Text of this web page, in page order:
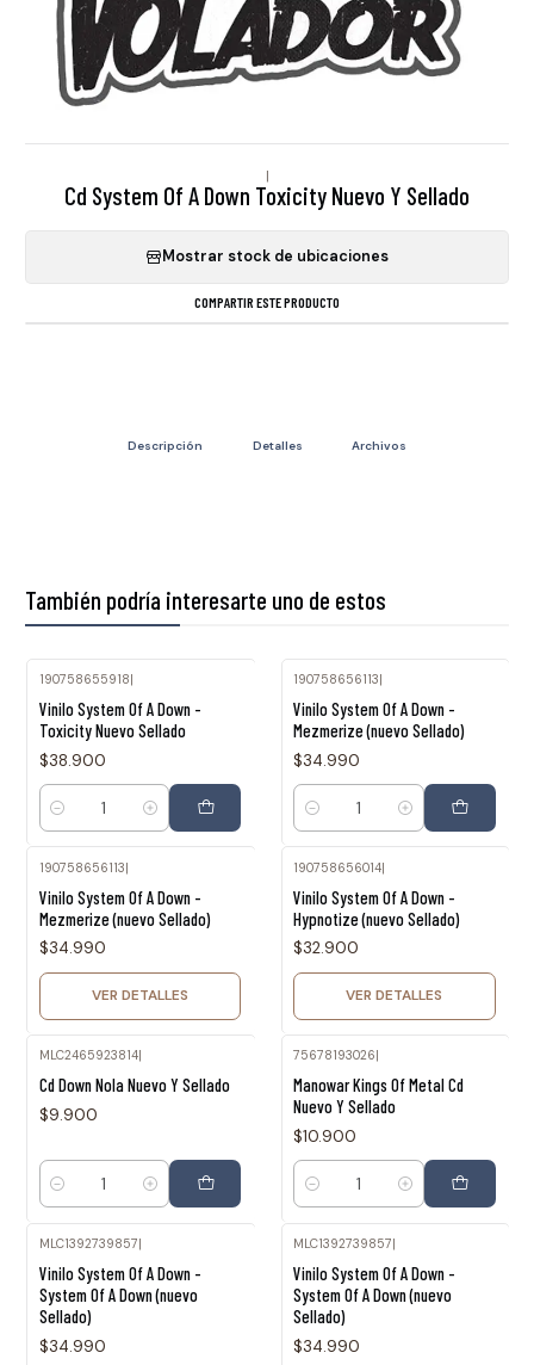
|
Cd System Of A Down Toxicity Nuevo Y Sellado
Mostrar stock de ubicaciones
COMPARTIR ESTE PRODUCTO
Descripción Detalles Archivos
También podría interesarte uno de estos
190758655918|
Vinilo System Of A Down -
Toxicity Nuevo Sellado
$38.900
Cantidad
190758656113|
Vinilo System Of A Down -
Mezmerize (nuevo Sellado)
$34.990
Cantidad
190758656113|
Vinilo System Of A Down -
Mezmerize (nuevo Sellado)
$34.990
VER DETALLES
190758656014|
Vinilo System Of A Down -
Hypnotize (nuevo Sellado)
$32.900
VER DETALLES
MLC2465923814|
Cd Down Nola Nuevo Y Sellado
$9.900
Cantidad
75678193026
Manowar Kings Of Metal Cd
Nuevo Y Sellado
$10.900
Cantidad
MLC1392739857|
Vinilo System Of A Down -
System Of A Down (nuevo
Sellado)
$34.990
MLC1392739857|
Vinilo System Of A Down -
System Of A Down (nuevo
Sellado)
$34.990